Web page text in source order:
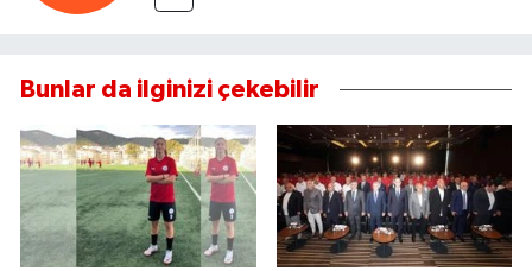
Bunlar da ilginizi çekebilir